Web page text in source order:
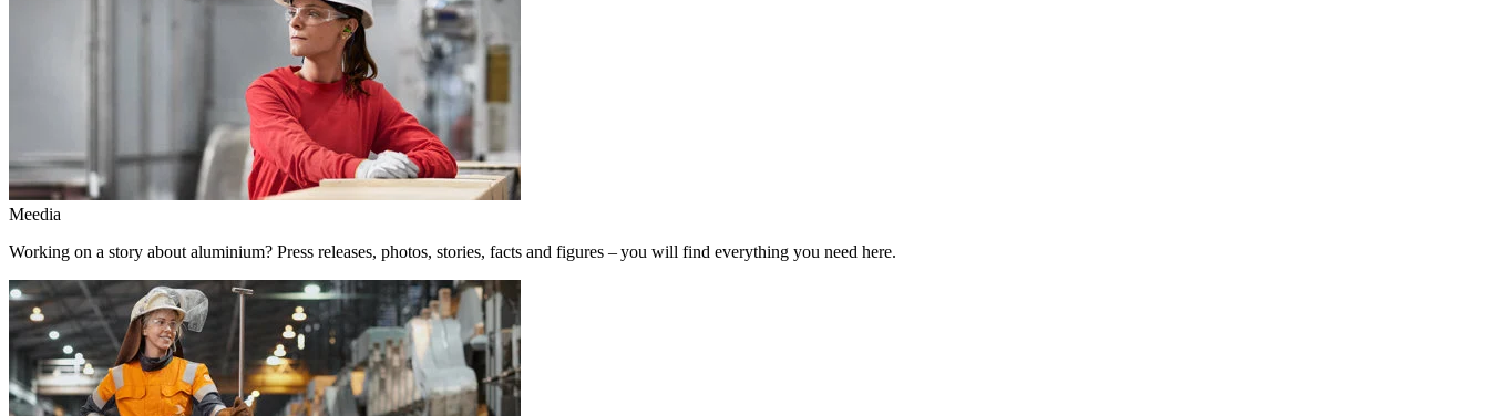
Meedia
Working on a story about aluminium? Press releases, photos, stories, facts and figures – you will find everything you need here.